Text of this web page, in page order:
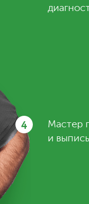
4
Мастер
и